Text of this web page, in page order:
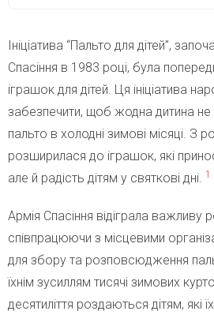
Ініціатива “Пальто для дітей”,
Спасіння в 1983 році, була
іграшок для дітей. Ця ініціатива
забезпечити, щоб жодна дитина
пальто в холодні зимові місяці. З
розширилася до іграшок, які
але й радість дітям у святкові дні. 1
Армія Спасіння відіграла важливу
співпрацюючи з місцевими
для збору та розповсюдження
їхнім зусиллям тисячі зимових
десятиліття роздаються дітям, які